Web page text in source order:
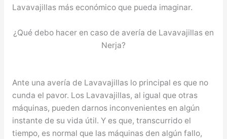
Lavavajillas más económico que pueda imaginar.
¿Qué debo hacer en caso de avería de Lavavajillas en
Nerja?
Ante una avería de Lavavajillas lo principal es que no
cunda el pavor. Los Lavavajillas, al igual que otras
máquinas, pueden darnos inconvenientes en algún
instante de su vida útil. Y es que, transcurrido el
tiempo, es normal que las máquinas den algún fallo,